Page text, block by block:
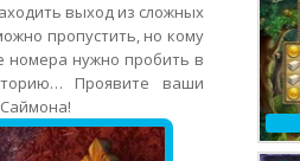
выход из сложных
пропустить, но кому
номера нужно пробить в
Проявите ваши